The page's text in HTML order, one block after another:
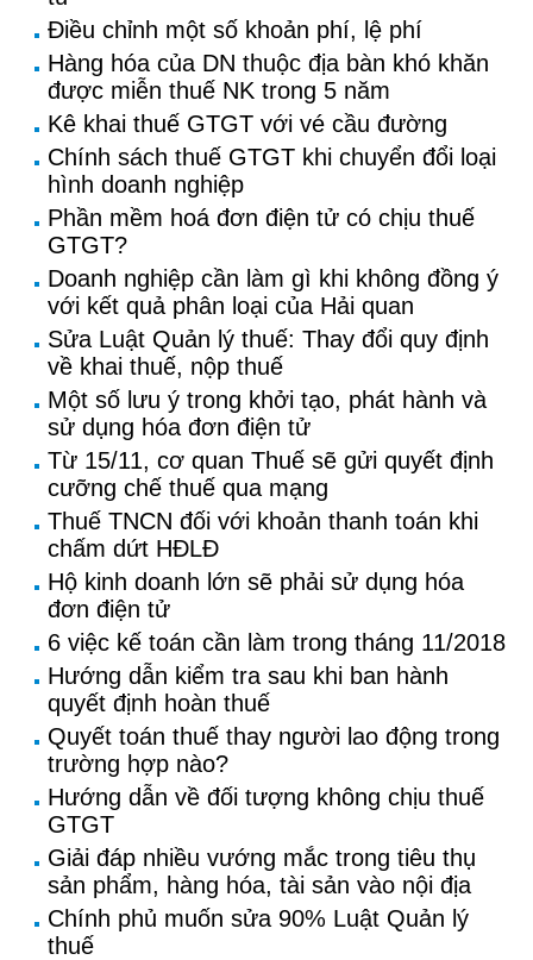
Điều chỉnh một số khoản phí, lệ phí
Hàng hóa của DN thuộc địa bàn khó khăn
được miễn thuế NK trong 5 năm
Kê khai thuế GTGT với vé cầu đường
Chính sách thuế GTGT khi chuyển đổi loại
hình doanh nghiệp
Phần mềm hoá đơn điện tử có chịu thuế
GTGT?
Doanh nghiệp cần làm gì khi không đồng ý
với kết quả phân loại của Hải quan
Sửa Luật Quản lý thuế: Thay đổi quy định
về khai thuế, nộp thuế
Một số lưu ý trong khởi tạo, phát hành và
sử dụng hóa đơn điện tử
Từ 15/11, cơ quan Thuế sẽ gửi quyết định
cưỡng chế thuế qua mạng
Thuế TNCN đối với khoản thanh toán khi
chấm dứt HĐLĐ
Hộ kinh doanh lớn sẽ phải sử dụng hóa
đơn điện tử
6 việc kế toán cần làm trong tháng 11/2018
Hướng dẫn kiểm tra sau khi ban hành
quyết định hoàn thuế
Quyết toán thuế thay người lao động trong
trường hợp nào?
Hướng dẫn về đối tượng không chịu thuế
GTGT
Giải đáp nhiều vướng mắc trong tiêu thụ
sản phẩm, hàng hóa, tài sản vào nội địa
Chính phủ muốn sửa 90% Luật Quản lý
thuế